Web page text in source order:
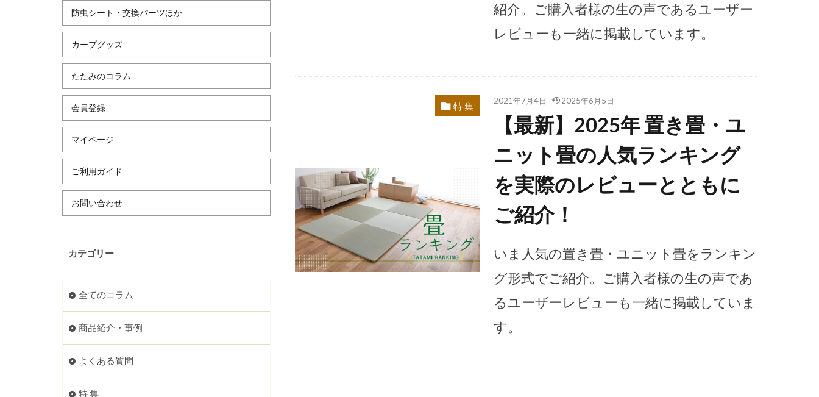
紹介。ご購入者様の生の声であるユーザー
レビューも一緒に掲載しています。
特 集 2021年7月4日 2025年6月5日
【最新】2025年 置き畳・ユ
ニット畳の人気ランキング
を実際のレビューとともに
ご紹介！
いま人気の置き畳・ユニット畳をランキン
グ形式でご紹介。ご購入者様の生の声であ
るユーザーレビューも一緒に掲載していま
す。
防虫シート・交換パーツほか
カープグッズ
たたみのコラム
会員登録
マイページ
ご利用ガイド
お問い合わせ
カテゴリー
全てのコラム
商品紹介・事例
よくある質問
特 集